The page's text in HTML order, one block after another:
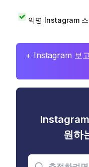
익명 Instagram 스
+ Instagram 보
원하